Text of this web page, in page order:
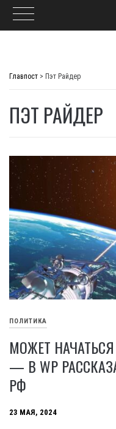
Главпост > Пэт Райдер
ПЭТ РАЙДЕР
ПОЛИТИКА
МОЖЕТ
— В WP
РФ
23 МАЯ, 2024